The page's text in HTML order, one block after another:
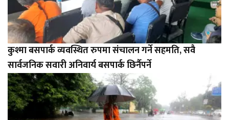
कुश्मा बसपार्क व्यवस्थित रुपमा संचालन गर्ने सहमति, सवै
सार्वजनिक सवारी अनिवार्य बसपार्क छिर्नैपर्ने